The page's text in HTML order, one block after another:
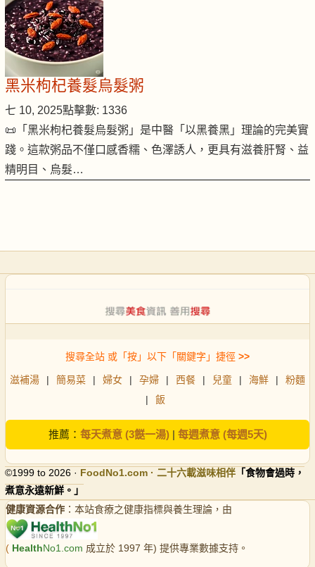
黑米枸杞養髮烏髮粥
七 10, 2025點擊數: 1336
📜「黑米枸杞養髮烏髮粥」是中醫「以黑養黑」理論的完美實
踐。這款粥品不僅口感香糯、色澤誘人，更具有滋養肝腎、益
精明目、烏髮…
搜尋全站 或「按」以下「關鍵字」捷徑 >>
滋補湯 | 簡易菜 | 婦女 | 孕婦 | 西餐 | 兒童 | 海鮮 |
粉麵
|
飯
推薦： 每天煮意 (3餸一湯)| 每週煮意 (每週5天)
©1999 to 2026 · FoodNo1.com · 二十六載滋味相伴 「食物會過時，
煮意永遠新鮮。」
健康資源合作 ：本站食療之健康指標與養生理論，由
( HealthNo1.com 成立於 1997 年) 提供專業數據支持。